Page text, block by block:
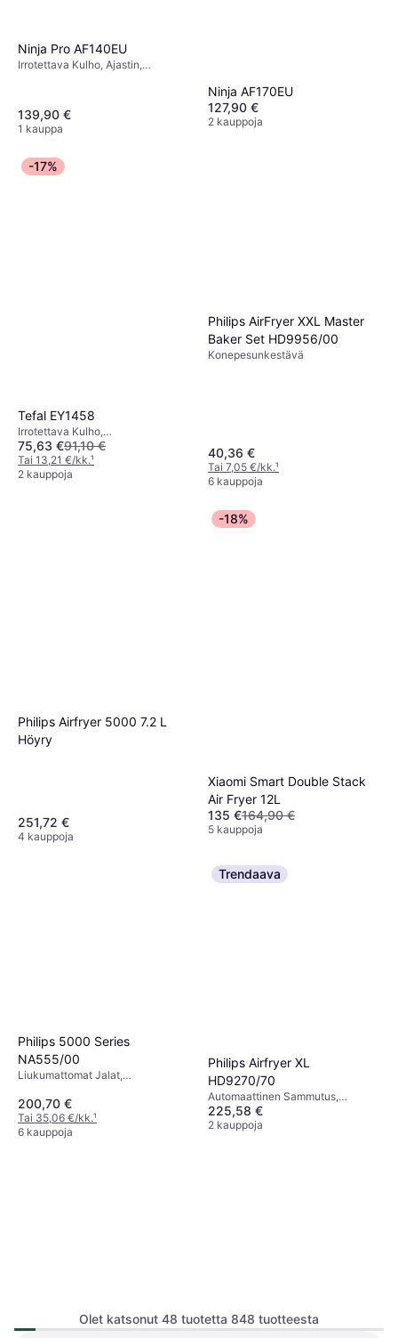
Ninja Pro AF140EU
Irrotettava Kulho, Ajastin,
139,90 €
1 kauppa
Ninja AF170EU
127,90 €
2 kauppoja
-17%
Tefal EY1458
Irrotettava Kulho,
Konepesunkestävä,
Automaattinen Sammutus,
Liukumattomat Jalat, Ajastin,
75,63 €91,10 €
Tai 13,21 €/kk.¹
2 kauppoja
Philips AirFryer XXL Master
Baker Set HD9956/00
Konepesunkestävä
40,36 €
Tai 7,05 €/kk.¹
6 kauppoja
Philips Airfryer 5000 7.2 L
Höyry
251,72 €
4 kauppoja
-18%
Xiaomi Smart Double Stack
Air Fryer 12L
135 €164,90 €
5 kauppoja
Philips 5000 Series
NA555/00
Liukumattomat Jalat,
Konepesunkestävä, Irrotettava
Kulho, Ajastin, 2750 watti,
Kapasiteetti: 1.2 kg
200,70 €
Tai 35,06 €/kk.¹
6 kauppoja
Trendaava
Philips Airfryer XL
HD9270/70
Automaattinen Sammutus,
Liukumattomat Jalat, Irrotettava
Kulho, Ajastin, Viileä Kosketus,
225,58 €
2 kauppoja
Olet katsonut 48 tuotetta 848 tuotteesta